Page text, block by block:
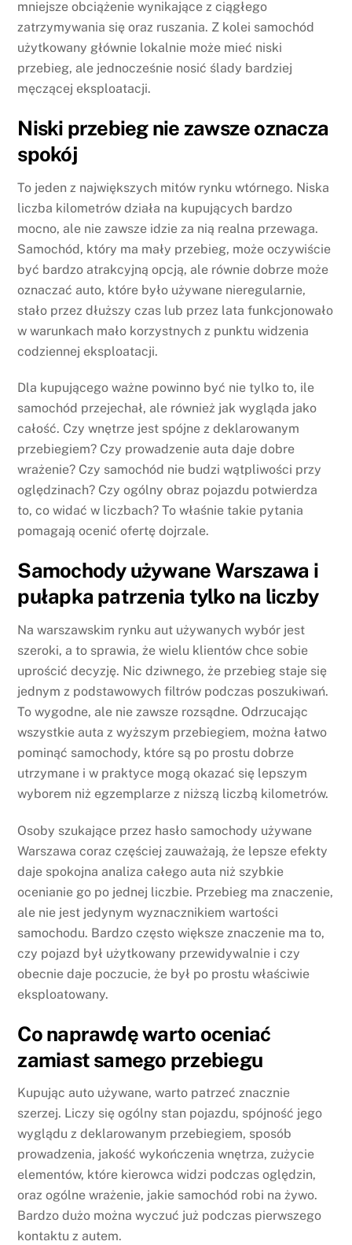
mniejsze obciążenie wynikające z ciągłego
zatrzymywania się oraz ruszania. Z kolei samochód
użytkowany głównie lokalnie może mieć niski
przebieg, ale jednocześnie nosić ślady bardziej
męczącej eksploatacji.
Niski przebieg nie zawsze oznacza
spokój
To jeden z największych mitów rynku wtórnego. Niska
liczba kilometrów działa na kupujących bardzo
mocno, ale nie zawsze idzie za nią realna przewaga.
Samochód, który ma mały przebieg, może oczywiście
być bardzo atrakcyjną opcją, ale równie dobrze może
oznaczać auto, które było używane nieregularnie,
stało przez dłuższy czas lub przez lata funkcjonowało
w warunkach mało korzystnych z punktu widzenia
codziennej eksploatacji.
Dla kupującego ważne powinno być nie tylko to, ile
samochód przejechał, ale również jak wygląda jako
całość. Czy wnętrze jest spójne z deklarowanym
przebiegiem? Czy prowadzenie auta daje dobre
wrażenie? Czy samochód nie budzi wątpliwości przy
oględzinach? Czy ogólny obraz pojazdu potwierdza
to, co widać w liczbach? To właśnie takie pytania
pomagają ocenić ofertę dojrzale.
Samochody używane Warszawa i
pułapka patrzenia tylko na liczby
Na warszawskim rynku aut używanych wybór jest
szeroki, a to sprawia, że wielu klientów chce sobie
uprościć decyzję. Nic dziwnego, że przebieg staje się
jednym z podstawowych filtrów podczas poszukiwań.
To wygodne, ale nie zawsze rozsądne. Odrzucając
wszystkie auta z wyższym przebiegiem, można łatwo
pominąć samochody, które są po prostu dobrze
utrzymane i w praktyce mogą okazać się lepszym
wyborem niż egzemplarze z niższą liczbą kilometrów.
Osoby szukające przez hasło samochody używane
Warszawa coraz częściej zauważają, że lepsze efekty
daje spokojna analiza całego auta niż szybkie
ocenianie go po jednej liczbie. Przebieg ma znaczenie,
ale nie jest jedynym wyznacznikiem wartości
samochodu. Bardzo często większe znaczenie ma to,
czy pojazd był użytkowany przewidywalnie i czy
obecnie daje poczucie, że był po prostu właściwie
eksploatowany.
Co naprawdę warto oceniać
zamiast samego przebiegu
Kupując auto używane, warto patrzeć znacznie
szerzej. Liczy się ogólny stan pojazdu, spójność jego
wyglądu z deklarowanym przebiegiem, sposób
prowadzenia, jakość wykończenia wnętrza, zużycie
elementów, które kierowca widzi podczas oględzin,
oraz ogólne wrażenie, jakie samochód robi na żywo.
Bardzo dużo można wyczuć już podczas pierwszego
kontaktu z autem.